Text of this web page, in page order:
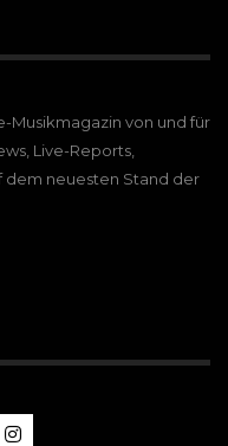
Musikmagazin von und für
Live-Reports,
dem neuesten Stand der